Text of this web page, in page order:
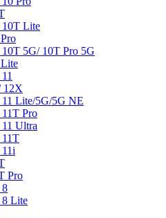
Lite
5G/ 10T Pro 5G
12X
Lite/5G/5G NE
Pro
Ultra
Pro
Lite